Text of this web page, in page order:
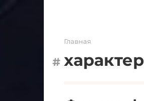
Главная